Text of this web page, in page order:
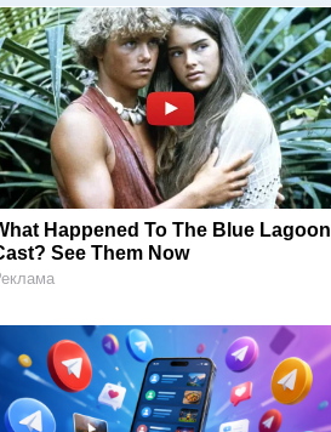
Happened To The Blue Lagoon
See Them Now